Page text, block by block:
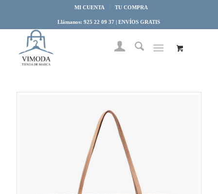
MI CUENTA TU COMPRA
Llámanos: 925 22 09 37 | ENVÍOS GRATIS